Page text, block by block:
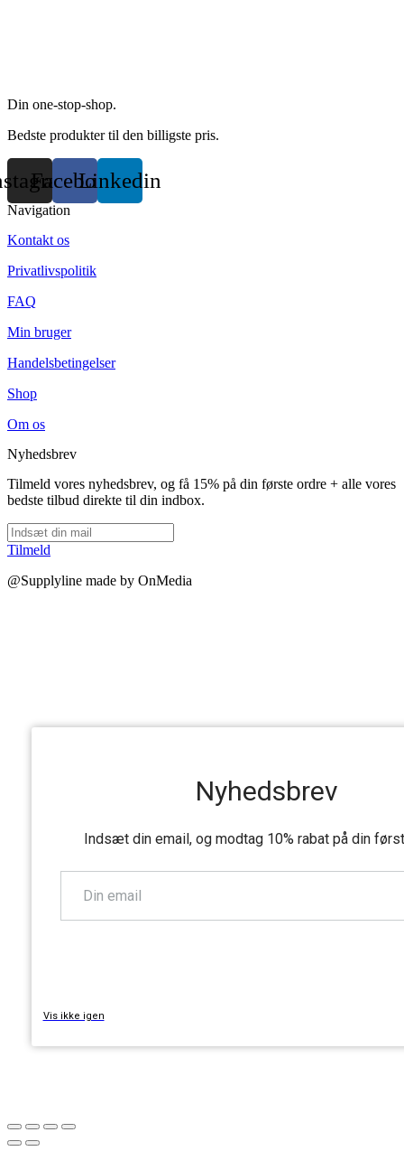
Din one-stop-shop.
Bedste produkter til den billigste pris.
FacebookLinkedin
Navigation
Kontakt os
Privatlivspolitik
FAQ
Min bruger
Handelsbetingelser
Shop
Om os
Nyhedsbrev
Tilmeld vores nyhedsbrev, og få 15% på din første ordre + alle vores
bedste tilbud direkte til din indbox.
Tilmeld
@Supplyline made by OnMedia
Nyhedsbrev
Indsæt din email, og modtag 10% rabat på din
Vis ikke igen